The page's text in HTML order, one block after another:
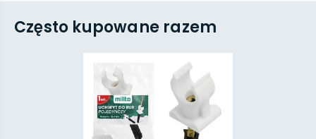
Często kupowane razem